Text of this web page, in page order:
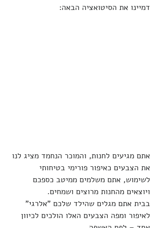
דמיינו את הסיטואציה הבאה:
אתם מגיעים לחנות, והמוכר הנחמד מציג לנו
את הצבעים כאיפור פורימי בטיחותי
לשימוש, אתם משלמים ממיטב כספכם
ויוצאים מהחנות מרוצים ושמחים.
בבית אתם מגלים שהילד שלכם "אלרגי"
לאיפור ומפה הצבעים האלו הולכים לכיוון